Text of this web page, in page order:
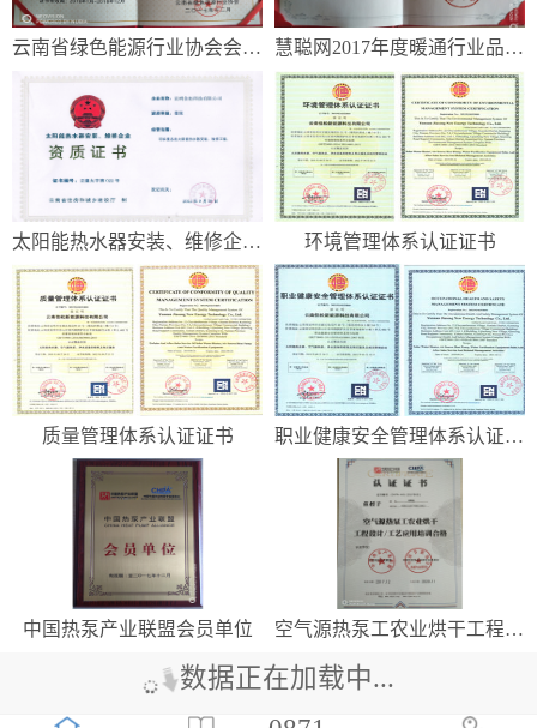
云南省绿色能源行业协会会员选举证... 慧聪网2017年度暖通行业品牌盛...
太阳能热水器安装、维修企业资质证... 环境管理体系认证证书
质量管理体系认证证书 职业健康安全管理体系认证证书
中国热泵产业联盟会员单位 空气源热泵工农业烘干工程设计/工...
数据正在加载中...